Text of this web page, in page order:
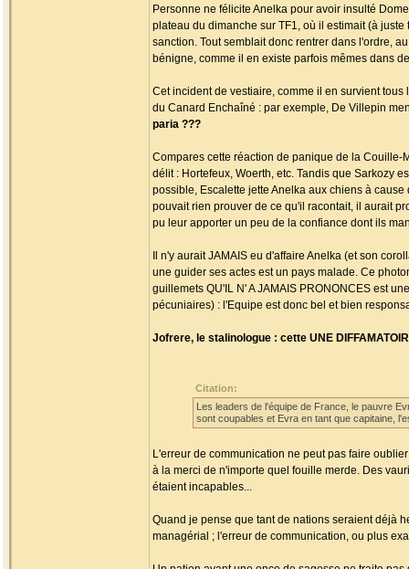
Personne ne félicite Anelka pour avoir insulté
plateau du dimanche sur TF1, où il estimait (à
sanction. Tout semblait donc rentrer dans l'ordre,
bénigne, comme il en existe parfois mêmes dans
Cet incident de vestiaire, comme il en survient
du Canard Enchaîné : par exemple, De Villepin
paria ???
Compares cette réaction de panique de la Couille-
délit : Hortefeux, Woerth, etc. Tandis que Sarkozy
possible, Escalette jette Anelka aux chiens à
pouvait rien prouver de ce qu'il racontait, il aurait
pu leur apporter un peu de la confiance dont ils
Il n'y aurait JAMAIS eu d'affaire Anelka (et son
une guider ses actes est un pays malade. Ce
guillemets QU'IL N' A JAMAIS PRONONCES est
pécuniaires) : l'Equipe est donc bel et bien
Jofrere, le stalinologue : cette UNE
Citation:
Les leaders de l'équipe de France, le pauvre
sont coupables et Evra en tant que capitaine,
L'erreur de communication ne peut pas faire
à la merci de n'importe quel fouille merde. Des
étaient incapables...
Quand je pense que tant de nations seraient déjà
managérial ; l'erreur de communication, ou plus